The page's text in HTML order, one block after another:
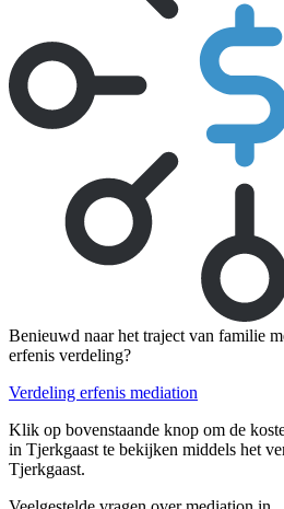
Benieuwd naar het traject van familie
erfenis verdeling?
Verdeling erfenis mediation
Klik op bovenstaande knop om de
in Tjerkgaast te bekijken middels het
Tjerkgaast.